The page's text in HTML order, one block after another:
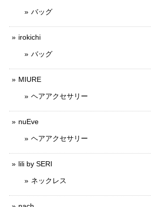
バッグ
irokichi
バッグ
MIURE
ヘアアクセサリー
nuEve
ヘアアクセサリー
lili by SERI
ネックレス